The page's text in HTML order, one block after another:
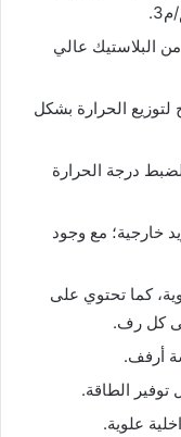
البلاستيك عالي
لتوزيع الحرارة بشكل
درجة الحرارة
خارجية؛ مع وجود
كما تحتوي على
كل رف.
أرفف.
توفير الطاقة.
علوية.